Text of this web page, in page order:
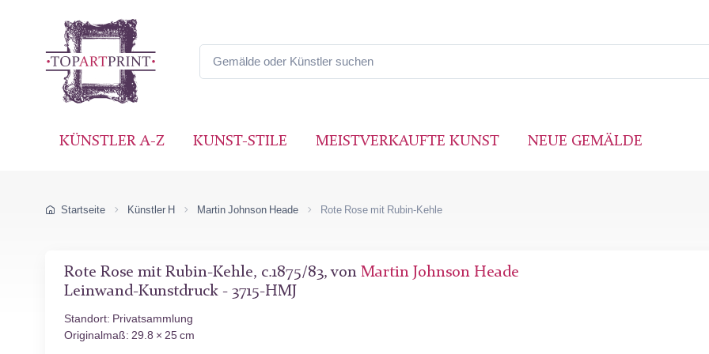
KÜNSTLER A-Z KUNST-STILE MEISTVERKAUFTE KUNST NEUE GEMÄLDE
Startseite Künstler H Martin Johnson Heade Rote Rose mit Rubin-Kehle
Rote Rose mit Rubin-Kehle, c.1875/83, von Martin Johnson Heade
Leinwand-Kunstdruck - 3715-HMJ
Standort: Privatsammlung
Originalmaß: 29.8 × 25 cm